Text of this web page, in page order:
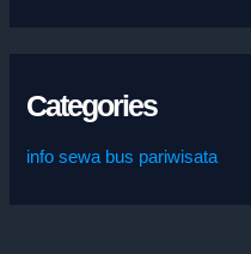
Categories
info sewa bus pariwisata